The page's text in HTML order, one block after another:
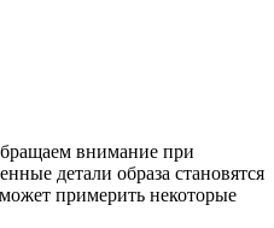
внимание при
детали образа становятся
примерить некоторые